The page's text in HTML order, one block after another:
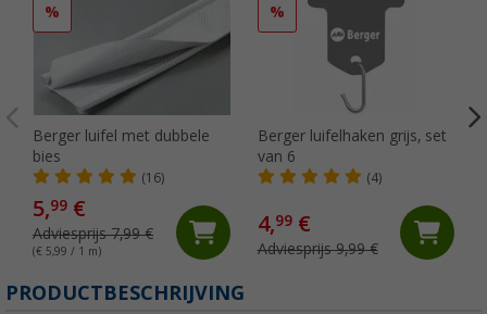
%
Berger luifel met dubbele
bies
(16)
5,99 €
Adviesprijs 7,99 €
(€ 5,99 / 1 m)
%
Berger luifelhaken grijs, set
van 6
(4)
4,99€
Adviesprijs 9,99 €
PRODUCTBESCHRIJVING